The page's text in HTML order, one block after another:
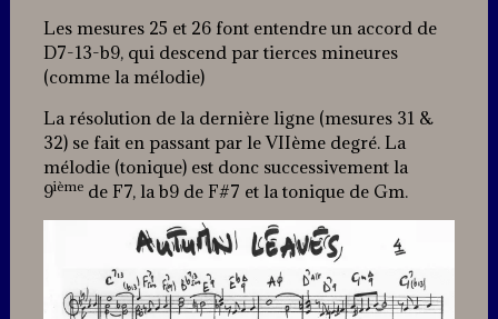
Les mesures 25 et 26 font entendre un accord de
D7-13-b9, qui descend par tierces mineures
(comme la mélodie)
La résolution de la dernière ligne (mesures 31 &
32) se fait en passant par le VIIème degré. La
mélodie (tonique) est donc successivement la
9ièmede F7, la b9 de F#7 et la tonique de Gm.